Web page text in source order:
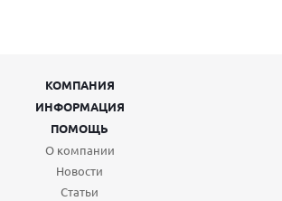
КОМПАНИЯ
ИНФОРМАЦИЯ
ПОМОЩЬ
О компании
Новости
Статьи